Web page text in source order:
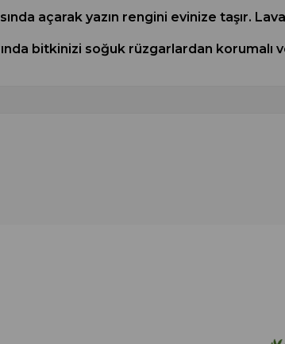
açarak yazın rengini evinize taşır.
bitkinizi soğuk rüzgarlardan korumalı